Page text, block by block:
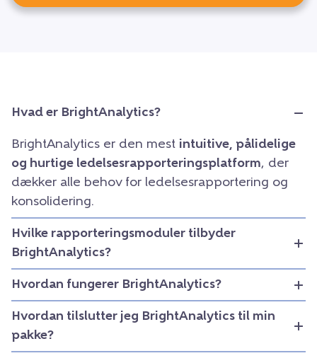
Hvad er BrightAnalytics?
BrightAnalytics er den mest intuitive, pålidelige
og hurtige ledelsesrapporteringsplatform, der
dækker alle behov for ledelsesrapportering og
konsolidering.
Hvilke rapporteringsmoduler tilbyder
BrightAnalytics?
Hvordan fungerer BrightAnalytics?
Hvordan tilslutter jeg BrightAnalytics til min
pakke?